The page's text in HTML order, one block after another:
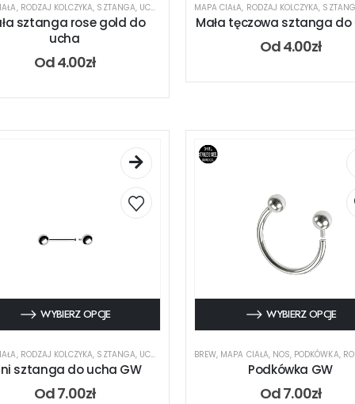
, RODZAJ KOLCZYKA, SZTANGA, UCHO
sztanga rose gold do
ucha
Od4.00zł
MAPA CIAŁA, RODZAJ KOLCZYKA,
Mała tęczowa sztanga
Od4.00zł
WYBIERZ OPCJE
, RODZAJ KOLCZYKA, SZTANGA, UCHO
sztanga do ucha GW
Od7.00zł
WYBIERZ OPCJE
BREW, MAPA CIAŁA, NOS, PODKÓWKA,
Podkówka GW
Od7.00zł